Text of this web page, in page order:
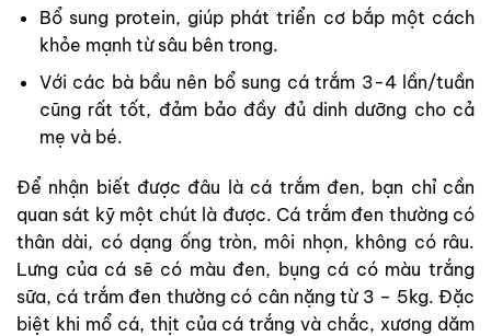
Bổ sung protein, giúp phát triển cơ bắp một cách
khỏe mạnh từ sâu bên trong.
Với các bà bầu nên bổ sung cá trắm 3-4 lần/tuần
cũng rất tốt, đảm bảo đầy đủ dinh dưỡng cho cả
mẹ và bé.
Để nhận biết được đâu là cá trắm đen, bạn chỉ cần
quan sát kỹ một chút là được. Cá trắm đen thường có
thân dài, có dạng ống tròn, môi nhọn, không có râu.
Lưng của cá sẽ có màu đen, bụng cá có màu trắng
sữa, cá trắm đen thường có cân nặng từ 3 – 5kg. Đặc
biệt khi mổ cá, thịt của cá trắng và chắc, xương dăm